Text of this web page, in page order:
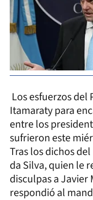
Los esfuerzos del
Itamaraty para
entre los
sufrieron este
Tras los dichos
da Silva, quien le
disculpas a Javier
respondió al